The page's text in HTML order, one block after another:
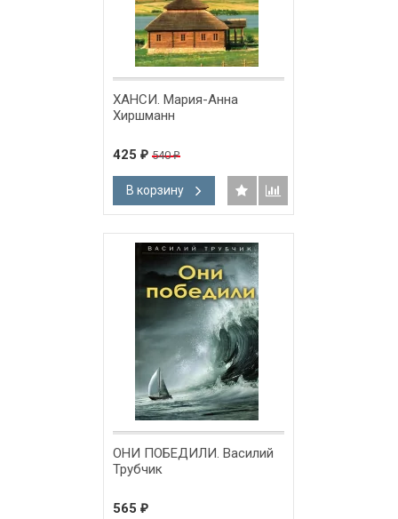
ХАНСИ. Мария-Анна
Хиршманн
425 ₽ 540₽
В корзину
ОНИ ПОБЕДИЛИ. Василий
Трубчик
565 ₽